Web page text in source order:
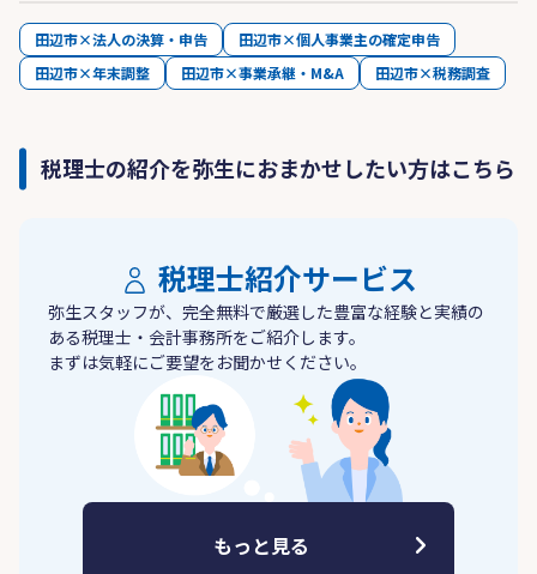
田辺市×法人の決算・申告
田辺市×個人事業主の確定申告
田辺市×年末調整
田辺市×事業承継・M&A 田辺市×税務調査
税理士の紹介を弥生におまかせしたい方はこちら
税理士紹介サービス
弥生スタッフが、完全無料で厳選した豊富な経験と実績の
ある税理士・会計事務所をご紹介します。
まずは気軽にご要望をお聞かせください。
もっと見る